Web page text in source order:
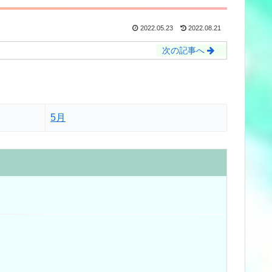
2022.05.23 2022.08.21
次の記事へ
5月